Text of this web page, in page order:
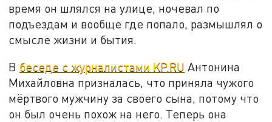
время он шлялся на улице, ночевал по
подъездам и вообще где попало, размышлял о
смысле жизни и бытия.
В беседе с журналистами KP.RU Антонина
Михайловна призналась, что приняла чужого
мёртвого мужчину за своего сына, потому что
он был очень похож на него. Теперь она